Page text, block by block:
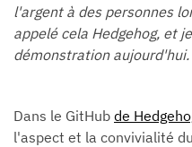
l'argent à des personnes
appelé cela Hedgehog, et
démonstration aujourd'hui.
Dans le GitHub de
l'aspect et la convivialité